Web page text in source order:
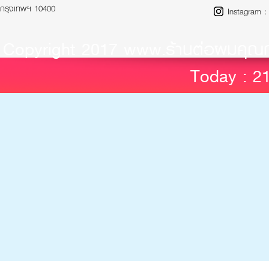
กรุงเทพฯ 10400
Instagram
Today :